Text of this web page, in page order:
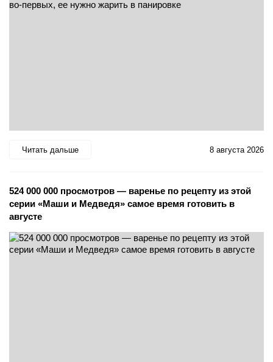
Читать дальше 8 августа 2026
524 000 000 просмотров — варенье по рецепту из этой
серии «Маши и Медведя» самое время готовить в
августе